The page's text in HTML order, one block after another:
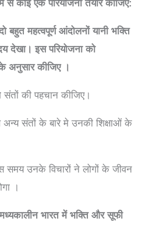
से कोई एक परियोजना तैयार कीजिए:
बहुत महत्वपूर्ण आंदोलनों यानी भक्ति
देखा। इस परियोजना को
के अनुसार कीजिए ।
की पहचान कीजिए।
अन्य संतों के बारे मे उनकी शिक्षाओं के
समय उनके विचारों ने लोगों के जीवन
।
मध्यकालीन भारत में भक्ति और सूफी